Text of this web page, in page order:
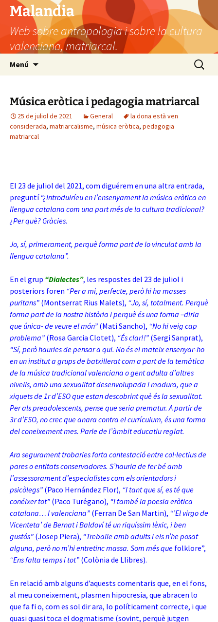
Vés
contingut
Malandia
Web sobre antropologia i sobre la cultura
valenciana, matriarcal.
Menú Cerca:
Música eròtica i pedagogia matriarcal
25 de juliol de 2021 General
la dona està ven
considerada, matriarcalisme, música eròtica, pedagogia
matriarcal
El 23 de juliol del 2021, com diguérem en una altra entrada,
preguntí“¿Introduiríeu en l’ensenyament la música eròtica en
llengua catalana com una part més de la cultura tradicional?
¿Per què? Gràcies.
Jo, sí, primerament, perquè forma part de lo vinculat amb la
llengua catalana”.
En el grup “Dialectes”, les respostes del 23 de juliol i
posteriors foren “Per a mi, perfecte, però hi ha masses
puritans” (Montserrat Rius Malets), “Jo, sí, totalment. Perquè
forma part de la nostra història i perquè és una forma –diria
que única- de veure el món” (Mati Sancho), “No hi veig cap
problema” (Rosa Garcia Clotet), “És clar!!” (Sergi Sanprat),
“Sí, però hauries de pensar a qui. No és el mateix ensenyar-ho
en un institut a grups de batxillerat com a part de la temàtica
de la música tradicional valenciana o gent adulta d’altres
nivells, amb una sexualitat desenvolupada i madura, que a
xiquets de 1r d’ESO que estan descobrint què és la sexualitat.
Per als preadolescents, pense que seria prematur. A partir de
3r d’ESO, no crec que anara contra el currículum, és una forma
del coneixement mes. Parle de l’àmbit educatiu reglat.
Ara segurament trobaries forta contestació entre col·lectius de
pares o entitats conservadores. S’hauria de fer bé amb
l’assessorament d’especialistes com els orientadors i
psicòlegs” (Paco Hernández Flor), “I tant que sí, es té que
conéixer tot” (Paco Turégano), “I també la poesia eròtica
catalana… I valenciana” (Ferran De San Martin), “’El virgo de
Vicenteta’ de Bernat i Baldoví té un riquíssim lèxic, i ben
gustós” (Josep Piera), “Treballe amb adults i els n’he posat
alguna, però no m’hi entretinc massa. Som més que folklore”,
“Ens falta temps i tot” (Colònia de Llibres).
En relació amb alguns d’aquests comentaris que, en el fons,
al meu coneixement, plasmen hipocresia, que abracen lo
que fa fi o, com es sol dir ara, lo políticament correcte, i que
quasi quasi toca el dogmatisme (sovint, perquè jutgen